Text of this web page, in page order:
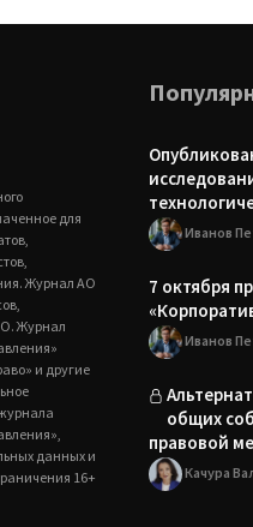
для
Журнал АО
Журнал
и другие
данных и
16+
Иванов
7 октября
Иванов
общих
правовой
Качура